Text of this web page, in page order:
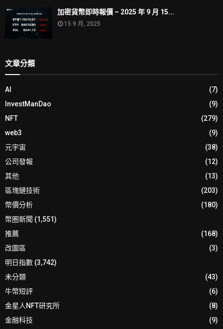
加密貨幣即時報價 – 2025 年 9 月 15...
15 9 月, 2025
文章分類
AI
(7)
InvestManDao
(9)
NFT
(279)
web3
(9)
元宇宙
(38)
公司發報
(12)
其他
(13)
區塊鏈技術
(203)
幣價分析
(180)
幣圈新聞 (1,551)
推薦
(168)
改圖區
(3)
明日指數 (3,742)
未分類
(43)
牛幣短評
(6)
金星人NFT研究所
(8)
金融科技
(9)